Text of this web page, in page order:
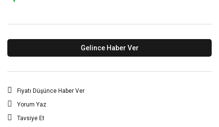
Gelince Haber Ver
Fiyatı Düşünce Haber Ver
Yorum Yaz
Tavsiye Et